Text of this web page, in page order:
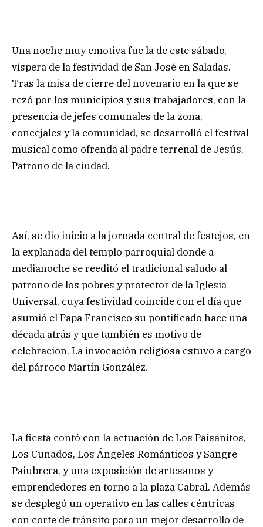
Una noche muy emotiva fue la de este sábado,
víspera de la festividad de San José en Saladas.
Tras la misa de cierre del novenario en la que se
rezó por los municipios y sus trabajadores, con la
presencia de jefes comunales de la zona,
concejales y la comunidad, se desarrolló el festival
musical como ofrenda al padre terrenal de Jesús,
Patrono de la ciudad.
Así, se dio inicio a la jornada central de festejos, en
la explanada del templo parroquial donde a
medianoche se reeditó el tradicional saludo al
patrono de los pobres y protector de la Iglesia
Universal, cuya festividad coincide con el día que
asumió el Papa Francisco su pontificado hace una
década atrás y que también es motivo de
celebración. La invocación religiosa estuvo a cargo
del párroco Martín González.
La fiesta contó con la actuación de Los Paisanitos,
Los Cuñados, Los Ángeles Románticos y Sangre
Paiubrera, y una exposición de artesanos y
emprendedores en torno a la plaza Cabral. Además
se desplegó un operativo en las calles céntricas
con corte de tránsito para un mejor desarrollo de